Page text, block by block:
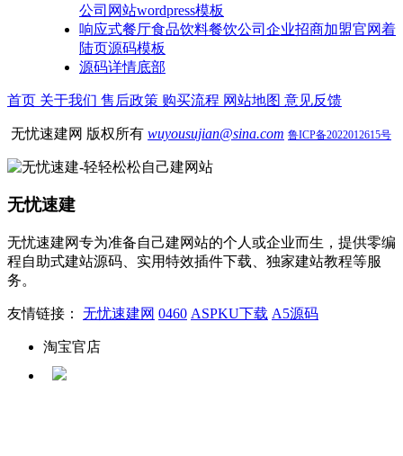
公司网站wordpress模板
响应式餐厅食品饮料餐饮公司企业招商加盟官网着
陆页源码模板
源码详情底部
首页 关于我们 售后政策 购买流程 网站地图 意见反馈
无忧速建网 版权所有 wuyousujian@sina.com 鲁ICP备2022012615号
无忧速建
无忧速建网专为准备自己建网站的个人或企业而生，提供零编
程自助式建站源码、实用特效插件下载、独家建站教程等服
务。
友情链接： 无忧速建网 0460 ASPKU下载 A5源码
淘宝官店